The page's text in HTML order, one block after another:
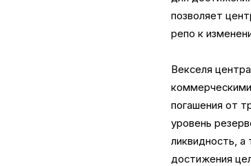
позволяет
репо к
Векселя
погашения от
уровень
ликвидность, а
достижения